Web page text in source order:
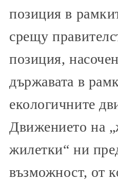
позиция в
срещу
позиция,
държавата в
екологичните
Движението на
жилетки“ ни
възможност, от